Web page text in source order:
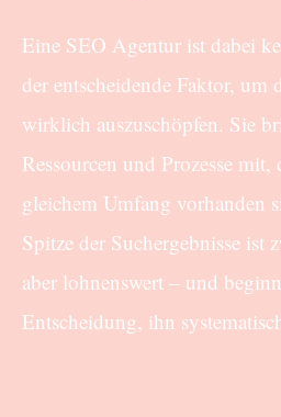
Eine SEO Agentur ist dabei
der entscheidende Faktor, um
wirklich auszuschöpfen. Sie
Ressourcen und Prozesse
gleichem Umfang vorhanden
Spitze der Suchergebnisse ist
aber lohnenswert – und
Entscheidung, ihn